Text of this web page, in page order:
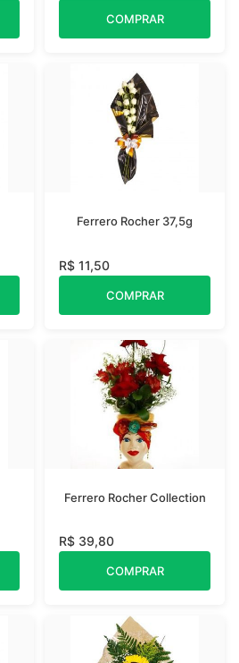
COMPRAR
Ferrero Rocher 37,5g
R$ 11,50
COMPRAR
Ferrero Rocher Collection
R$ 39,80
COMPRAR